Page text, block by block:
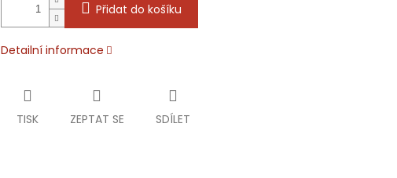
Přidat do košíku
Detailní informace
TISK ZEPTAT SE SDÍLET